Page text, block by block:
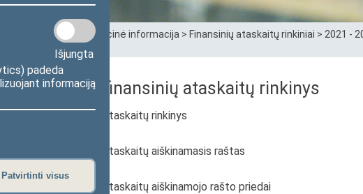
Išjungta
padeda
informaciją
Patvirtinti visus
>Administracinė informacija > Finansinių ataskaitų rinkiniai > 2021 -
31 d. finansinių ataskaitų rinkinys
31 d. finansinių ataskaitų rinkinys
31 d. finansinių ataskaitų aiškinamasis raštas
31 d. finansinių ataskaitų aiškinamojo rašto priedai